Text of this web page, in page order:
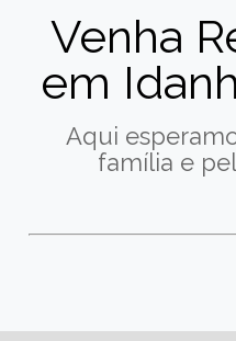
Venha
em
Aqui
família e